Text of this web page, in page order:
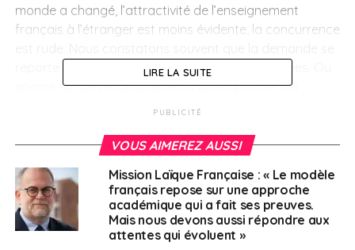
monde a changé, l’attractivité de l’enseignement
français à l’étranger est moins évidente, la concurrence
reporte sur des filières bilingues non homologuées. Ou
encore sur des établissements qui empruntent à
l’enseignement français mais ne sont pas homologués,
Et les zones traditionnellement demandeuses le sont
moins actuellement, comme les pays du Golfe ou
encore le Liban. Les familles traversent davantage de
difficultés financières, et même si nous essayons
d’absorber les hausses de coûts, cela reste difficile
LIRE LA SUITE
PUBLICITÉ
VOUS AIMEREZ AUSSI
Mission Laïque Française : « Le modèle
français repose sur une approche
académique qui a fait ses preuves.
Mais nous devons aussi répondre aux
attentes qui évoluent »